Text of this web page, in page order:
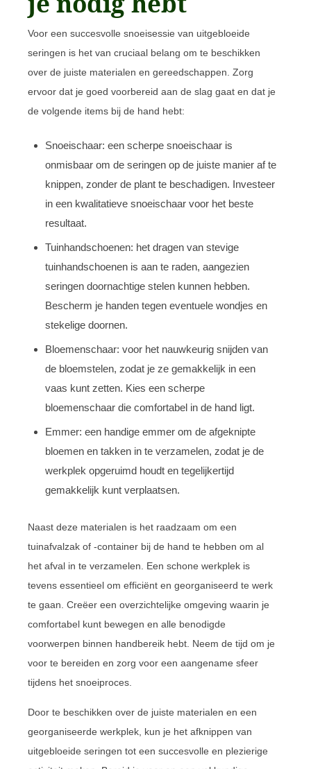
Voor een succesvolle snoeisessie van uitgebloeide
seringen is het van cruciaal belang om te beschikken
over de juiste materialen en gereedschappen. Zorg
ervoor dat je goed voorbereid aan de slag gaat en dat je
de volgende items bij de hand hebt:
Snoeischaar: een scherpe snoeischaar is
onmisbaar om de seringen op de juiste manier af te
knippen, zonder de plant te beschadigen. Investeer
in een kwalitatieve snoeischaar voor het beste
resultaat.
Tuinhandschoenen: het dragen van stevige
tuinhandschoenen is aan te raden, aangezien
seringen doornachtige stelen kunnen hebben.
Bescherm je handen tegen eventuele wondjes en
stekelige doornen.
Bloemenschaar: voor het nauwkeurig snijden van
de bloemstelen, zodat je ze gemakkelijk in een
vaas kunt zetten. Kies een scherpe
bloemenschaar die comfortabel in de hand ligt.
Emmer: een handige emmer om de afgeknipte
bloemen en takken in te verzamelen, zodat je de
werkplek opgeruimd houdt en tegelijkertijd
gemakkelijk kunt verplaatsen.
Naast deze materialen is het raadzaam om een
tuinafvalzak of -container bij de hand te hebben om al
het afval in te verzamelen. Een schone werkplek is
tevens essentieel om efficiënt en georganiseerd te werk
te gaan. Creëer een overzichtelijke omgeving waarin je
comfortabel kunt bewegen en alle benodigde
voorwerpen binnen handbereik hebt. Neem de tijd om je
voor te bereiden en zorg voor een aangename sfeer
tijdens het snoeiproces.
Door te beschikken over de juiste materialen en een
georganiseerde werkplek, kun je het afknippen van
uitgebloeide seringen tot een succesvolle en plezierige